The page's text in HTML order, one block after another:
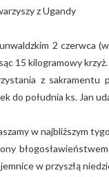
z Ugandy
2 czerwca
15 kilogramowy krzyż.
z
do południa ks. Jan
w najbliższym
w przyszłą